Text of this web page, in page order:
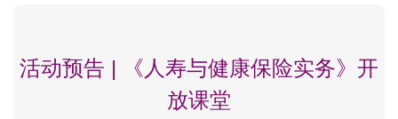
活动预告 | 《人寿与健康保险实务》开
放课堂